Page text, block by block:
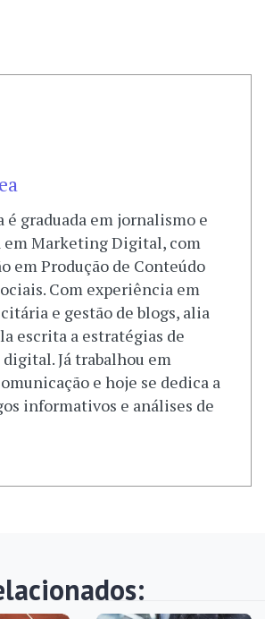
graduada em jornalismo e
em Marketing Digital, com
em Produção de Conteúdo
Com experiência em
e gestão de blogs, alia
escrita a estratégias de
Já trabalhou em
e hoje se dedica a
informativos e análises de